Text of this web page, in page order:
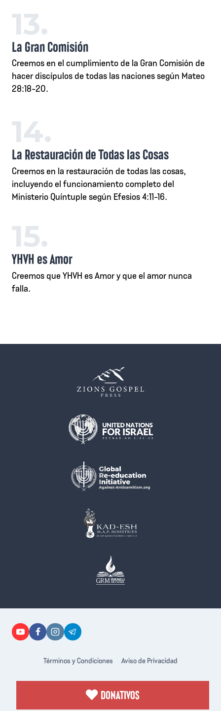
13.
La Gran Comisión
Creemos en el cumplimiento de la Gran Comisión de
hacer discípulos de todas las naciones según Mateo
28:18-20.
14.
La Restauración de Todas las Cosas
Creemos en la restauración de todas las cosas,
incluyendo el funcionamiento completo del
Ministerio Quíntuple según Efesios 4:11-16.
15.
YHVH es Amor
Creemos que YHVH es Amor y que el amor nunca
falla.
Términos y Condiciones Aviso de Privacidad
DONATIVOS